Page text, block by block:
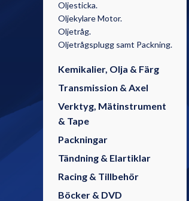
Oljesticka.
Oljekylare Motor.
Oljetråg.
Oljetrågsplugg samt Packning.
Kemikalier, Olja & Färg
Transmission & Axel
Verktyg, Mätinstrument
& Tape
Packningar
Tändning & Elartiklar
Racing & Tillbehör
Böcker & DVD